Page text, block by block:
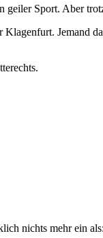
geiler Sport. Aber
Jemand
nichts mehr ein